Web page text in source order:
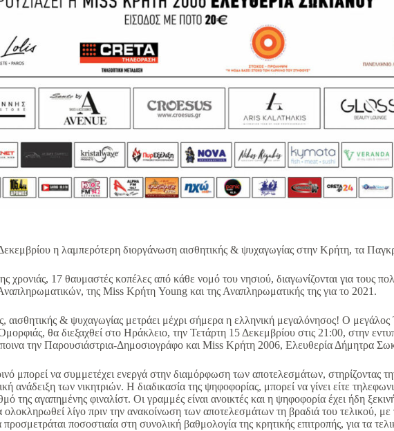
η λαμπερότερη διοργάνωση αισθητικής & ψυχαγωγίας στην Κρήτη, τα
χρονιάς, 17 θαυμαστές κοπέλες από κάθε νομό του νησιού, διαγωνίζονται για τους
της Miss Κρήτη Young και της Αναπληρωματικής της για το 2021.
αισθητικής & ψυχαγωγίας μετράει μέχρι σήμερα η ελληνική μεγαλόνησος! Ο μεγάλος
θα διεξαχθεί στο Ηράκλειο, την Τετάρτη 15 Δεκεμβρίου στις 21:00, στην
την Παρουσιάστρια-Δημοσιογράφο και Miss Κρήτη 2006, Ελευθερία Δήμητρα
μπορεί να συμμετέχει ενεργά στην διαμόρφωση των αποτελεσμάτων, στηρίζοντας
ανάδειξη των νικητριών. Η διαδικασία της ψηφοφορίας, μπορεί να γίνει είτε
της αγαπημένης φιναλίστ. Οι γραμμές είναι ανοικτές και η ψηφοφορία έχει ήδη
λίγο πριν την ανακοίνωση των αποτελεσμάτων τη βραδιά του τελικού, με
ποσοστιαία στη συνολική βαθμολογία της κρητικής επιτροπής, για τα